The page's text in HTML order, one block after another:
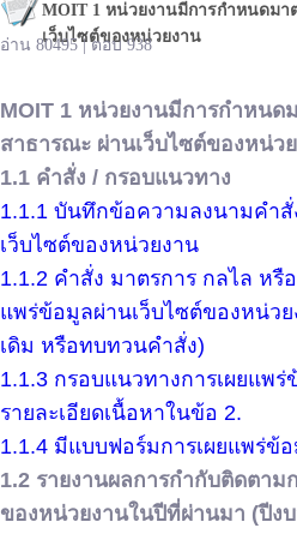
MOIT 1 หน่วยงานมีการกำหนดม
เว็บไซต์ของหน่วยงาน
อ่าน 80495 | ตอบ 938
MOIT 1 หน่วยงานมีการกำหนด
สาธารณะ ผ่านเว็บไซต์ของหน่ว
1.1 คำสั่ง / กรอบแนวทาง
1.1.1 บันทึกข้อความลงนามคำ
เว็บไซต์ของหน่วยงาน
1.1.2 คำสั่ง มาตรการ กลไล หรื
แพร่ข้อมูลผ่านเว็บไซต์ของหน่ว
เดิม หรือทบทวนคำสั่ง)
1.1.3 กรอบแนวทางการเผยแพ
รายละเอียดเนื้อหาในข้อ 2.
1.1.4 มีแบบฟอร์มการเผยแพร่ข้
1.2 รายงานผลการกำกับติดตา
ของหน่วยงานในปีที่ผ่านมา (ปีง